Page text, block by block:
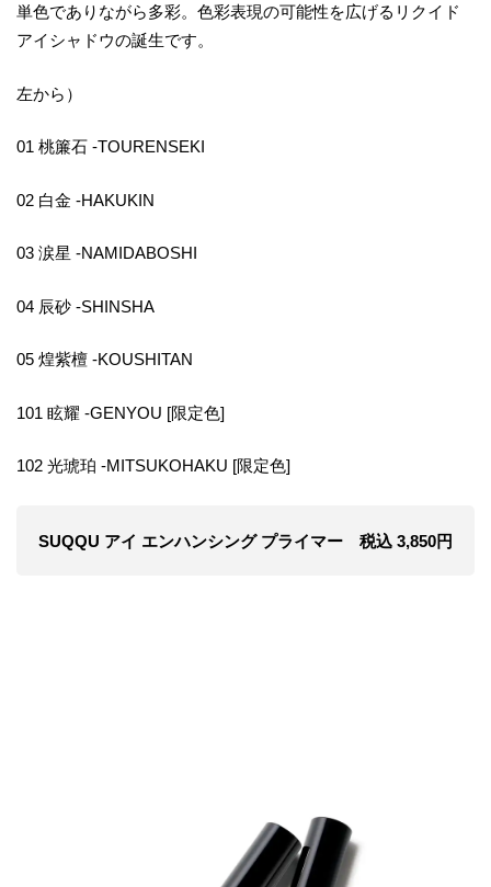
単色でありながら多彩。色彩表現の可能性を広げるリクイド
アイシャドウの誕生です。
左から）
01 桃簾石 -TOURENSEKI
02 白金 -HAKUKIN
03 涙星 -NAMIDABOSHI
04 辰砂 -SHINSHA
05 煌紫檀 -KOUSHITAN
101 眩耀 -GENYOU [限定色]
102 光琥珀 -MITSUKOHAKU [限定色]
SUQQU アイ エンハンシング プライマー 税込 3,850円